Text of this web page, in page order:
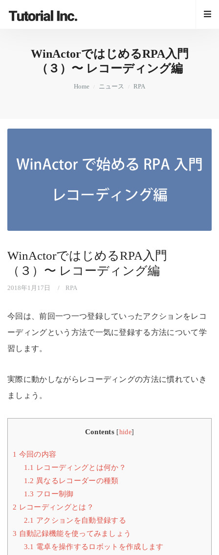
WinActorではじめるRPA入門
（３）〜 レコーディング編
Home ニュース RPA
WinActorではじめるRPA入門
（３）〜 レコーディング編
2018年1月17日 RPA
今回は、前回一つ一つ登録していったアクションをレコ
ーディングという方法で一気に登録する方法について学
習します。
実際に動かしながらレコーディングの方法に慣れていき
ましょう。
Contents [hide]
1 今回の内容
1.1 レコーディングとは何か？
1.2 異なるレコーダーの種類
1.3 フロー制御
2 レコーディングとは？
2.1 アクションを自動登録する
3 自動記録機能を使ってみましょう
3.1 電卓を操作するロボットを作成します